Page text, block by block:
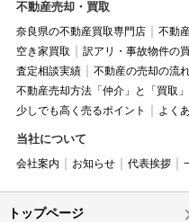
不動産売却・買取
奈良県の不動産買取専門店 不動
空き家買取
訳アリ・事故物件の
査定相談実績
不動産の売却の流
不動産売却方法「仲介」と「買取
少しでも高く売るポイント
よく
当社について
会社案内 お知らせ 代表挨拶
トップページ